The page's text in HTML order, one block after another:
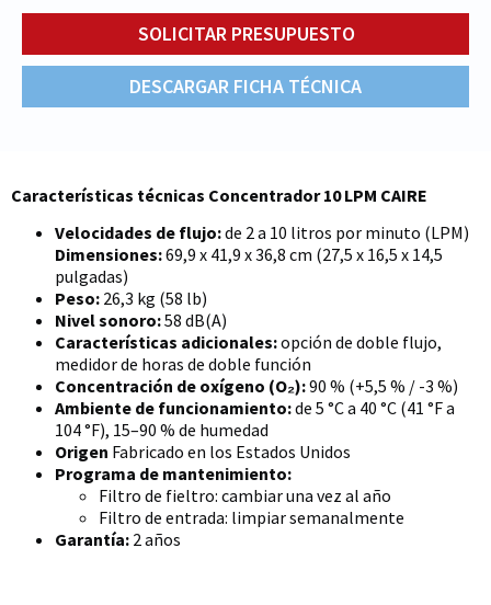
SOLICITAR PRESUPUESTO
DESCARGAR FICHA TÉCNICA
Características técnicas Concentrador 10 LPM CAIRE
Velocidades de flujo:de 2 a 10 litros por minuto (LPM)
Dimensiones:69,9 x 41,9 x 36,8 cm (27,5 x 16,5 x 14,5
pulgadas)
Peso: 26,3 kg (58 lb)
Nivel sonoro:58 dB(A)
Características adicionales:opción de doble flujo,
medidor de horas de doble función
Concentración de oxígeno (O₂):90 % (+5,5 % / -3 %)
Ambiente de funcionamiento:de 5 °C a 40 °C (41 °F a
104 °F), 15–90 % de humedad
Origen Fabricado en los Estados Unidos
Programa de mantenimiento:
Filtro de fieltro: cambiar una vez al año
Filtro de entrada: limpiar semanalmente
Garantía: 2 años